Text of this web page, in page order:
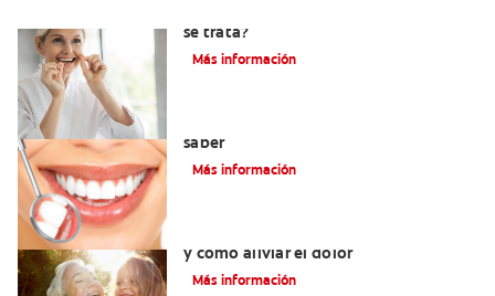
se trata?
Más información
saber
Más información
y cómo aliviar el dolor
Más información